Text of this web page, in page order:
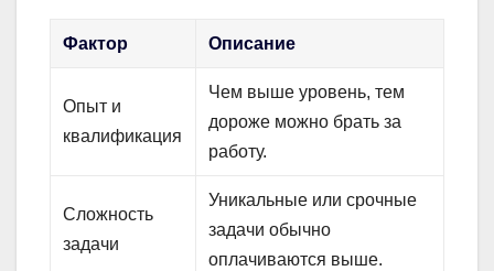
Фактор Описание
Опыт и
квалификация
Чем выше уровень, тем
дороже можно брать за
работу.
Сложность
задачи
Уникальные или срочные
задачи обычно
оплачиваются выше.